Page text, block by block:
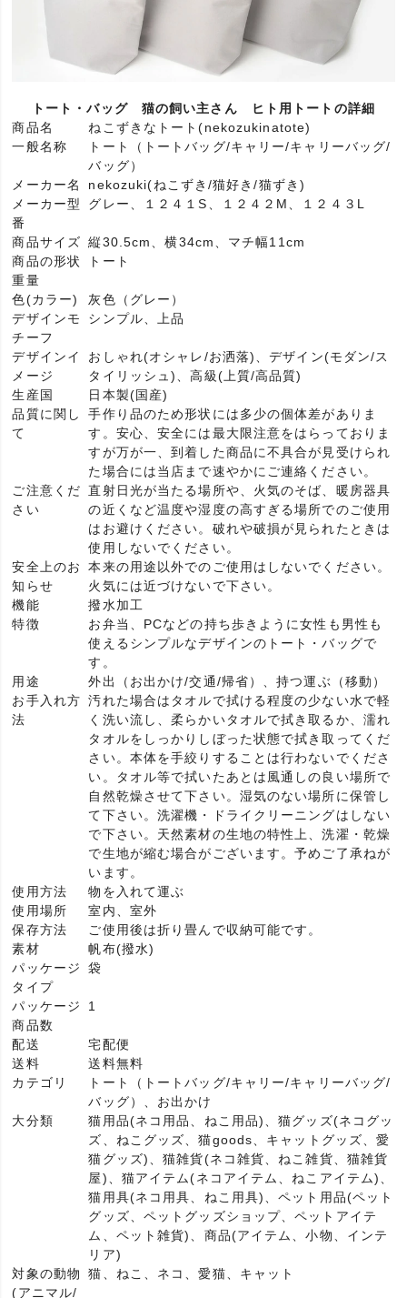
トート・バッグ 猫の飼い主さん ヒト用トートの詳細
商品名
ねこずきなトート(nekozukinatote)
一般名称
トート（トートバッグ/キャリー/キャリーバッグ/
バッグ）
メーカー名
nekozuki(ねこずき/猫好き/猫ずき)
メーカー型
番
グレー、１２４１S、１２４２M、１２４３L
商品サイズ 縦30.5cm、横34cm、マチ幅11cm
商品の形状
トート
重量
色(カラー)
灰色（グレー）
デザインモ
チーフ
シンプル、上品
デザインイ
メージ
おしゃれ(オシャレ/お洒落)、デザイン(モダン/ス
タイリッシュ)、高級(上質/高品質)
生産国
日本製(国産)
品質に関し
て
手作り品のため形状には多少の個体差がありま
す。安心、安全には最大限注意をはらっておりま
すが万が一、到着した商品に不具合が見受けられ
た場合には当店まで速やかにご連絡ください。
ご注意くだ
さい
直射日光が当たる場所や、火気のそば、暖房器具
の近くなど温度や湿度の高すぎる場所でのご使用
はお避けください。破れや破損が見られたときは
使用しないでください。
安全上のお
知らせ
本来の用途以外でのご使用はしないでください。
火気には近づけないで下さい。
機能
撥水加工
特徴
お弁当、PCなどの持ち歩きように女性も男性も
使えるシンプルなデザインのトート・バッグで
す。
用途
外出（お出かけ/交通/帰省）、持つ運ぶ（移動）
お手入れ方
法
汚れた場合はタオルで拭ける程度の少ない水で軽
く洗い流し、柔らかいタオルで拭き取るか、濡れ
タオルをしっかりしぼった状態で拭き取ってくだ
さい。本体を手絞りすることは行わないでくださ
い。タオル等で拭いたあとは風通しの良い場所で
自然乾燥させて下さい。湿気のない場所に保管し
て下さい。洗濯機・ドライクリーニングはしない
で下さい。天然素材の生地の特性上、洗濯・乾燥
で生地が縮む場合がございます。予めご了承ねが
います。
使用方法
物を入れて運ぶ
使用場所
室内、室外
保存方法
ご使用後は折り畳んで収納可能です。
素材
帆布(撥水)
パッケージ
タイプ
袋
パッケージ
商品数
1
配送
宅配便
送料
送料無料
カテゴリ
トート（トートバッグ/キャリー/キャリーバッグ/
バッグ）、お出かけ
大分類
猫用品(ネコ用品、ねこ用品)、猫グッズ(ネコグッ
ズ、ねこグッズ、猫goods、キャットグッズ、愛
猫グッズ)、猫雑貨(ネコ雑貨、ねこ雑貨、猫雑貨
屋)、猫アイテム(ネコアイテム、ねこアイテム)、
猫用具(ネコ用具、ねこ用具)、ペット用品(ペット
グッズ、ペットグッズショップ、ペットアイテ
ム、ペット雑貨)、商品(アイテム、小物、インテ
リア)
対象の動物
(アニマル/
猫、ねこ、ネコ、愛猫、キャット